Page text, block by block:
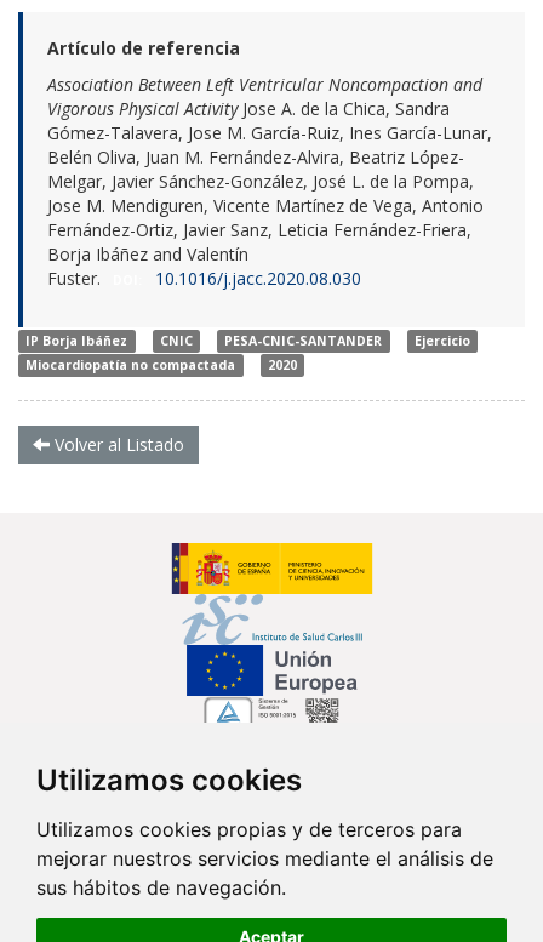
Utilizamos cookies
Utilizamos cookies propias y de terceros para
mejorar nuestros servicios mediante el análisis de
sus hábitos de navegación.
Aceptar
Artículo de referencia
Association Between Left Ventricular Noncompaction and
Vigorous Physical ActivityJose A. de la Chica, Sandra
Gómez-Talavera, Jose M. García-Ruiz, Ines García-Lunar,
Belén Oliva, Juan M. Fernández-Alvira, Beatriz López-
Melgar, Javier Sánchez-González, José L. de la Pompa,
Jose M. Mendiguren, Vicente Martínez de Vega, Antonio
Fernández-Ortiz, Javier Sanz, Leticia Fernández-Friera,
Borja Ibáñez and Valentín
Fuster.
10.1016/j.jacc.2020.08.030
IP Borja Ibáñez CNIC PESA-CNIC-SANTANDER
Ejercicio
Miocardiopatía no compactada
2020
Volver al Listado
Síguenos en...
Contacto
Av. Monforte de Lemos, 3-5. Pabellón 11. Planta 0 28029 Madrid